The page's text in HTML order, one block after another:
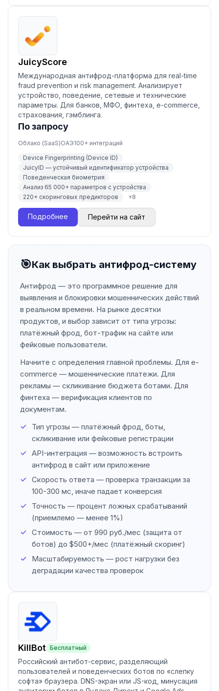
JuicyScore
Международная антифрод-платформа для real-time
fraud prevention и risk management. Анализирует
устройство, поведение, сетевые и технические
параметры. Для банков, МФО, финтеха, e-commerce,
страхования, гэмблинга.
По запросу
Облако (SaaS)ОАЭ100+ интеграций
Device Fingerprinting (Device ID)
JuicyID — устойчивый идентификатор устройства
Поведенческая биометрия
Анализ 65 000+ параметров с устройства
220+ скоринговых предикторов
+8
Подробнее Перейти на сайт
🎯Как выбрать антифрод-систему
Антифрод — это программное решение для
выявления и блокировки мошеннических действий
в реальном времени. На рынке десятки
продуктов, и выбор зависит от типа угрозы:
платёжный фрод, бот-трафик на сайте или
фейковые пользователи.
Начните с определения главной проблемы. Для e-
commerce — мошеннические платежи. Для
рекламы — скликивание бюджета ботами. Для
финтеха — верификация клиентов по
документам.
Тип угрозы — платёжный фрод, боты,
скликивание или фейковые регистрации
API-интеграция — возможность встроить
антифрод в сайт или приложение
Скорость ответа — проверка транзакции за
100-300 мс, иначе падает конверсия
Точность — процент ложных срабатываний
(приемлемо — менее 1%)
Стоимость — от 990 руб./мес (защита от
ботов) до $500+/мес (платёжный скоринг)
Масштабируемость — рост нагрузки без
деградации качества проверок
KillBot Бесплатный
Российский антибот-сервис, разделяющий
пользователей и поведенческих ботов по «слепку
софта» браузера. DNS-экран или JS-код, минусация